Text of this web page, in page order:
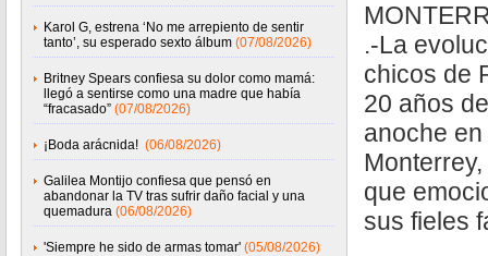
Karol G, estrena ‘No me arrepiento de sentir
tanto’, su esperado sexto álbum (07/08/2026)
Britney Spears confiesa su dolor como mamá:
llegó a sentirse como una madre que había
“fracasado” (07/08/2026)
¡Boda arácnida! (06/08/2026)
Galilea Montijo confiesa que pensó en
abandonar la TV tras sufrir daño facial y una
quemadura (06/08/2026)
'Siempre he sido de armas tomar' (05/08/2026)
.-La
chicos de
20 años
anoche
que
sus fieles